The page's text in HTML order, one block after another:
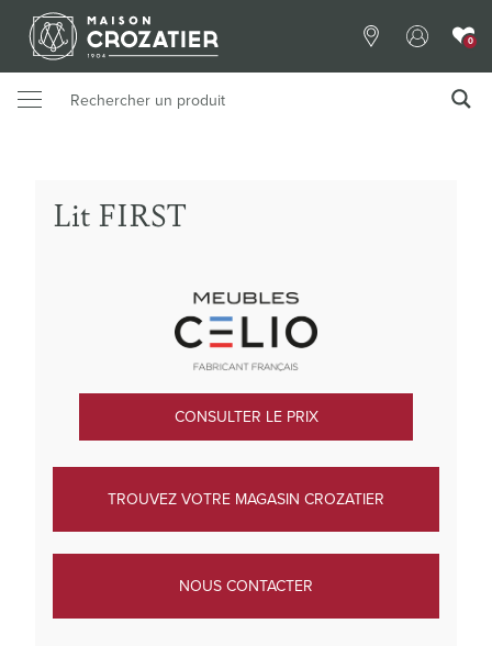
0
Lit FIRST
CONSULTER LE PRIX
TROUVEZ VOTRE MAGASIN CROZATIER
NOUS CONTACTER